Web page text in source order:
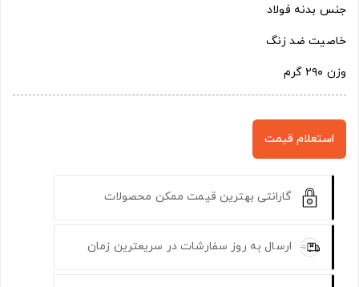
جنس بدنه فولاد
خاصیت ضد زنگ
وزن ۲۹۰ گرم
استعلام قیمت
گارانتی بهترین قیمت ممکن محصولات
ارسال به روز سفارشات در سریعترین زمان